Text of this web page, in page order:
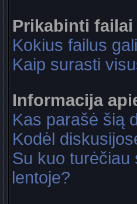
Prikabinti failai
Kokius failus
Kaip surasti
Informacija
Kas parašė šią
Kodėl
Su kuo turėčiau
lentoje?